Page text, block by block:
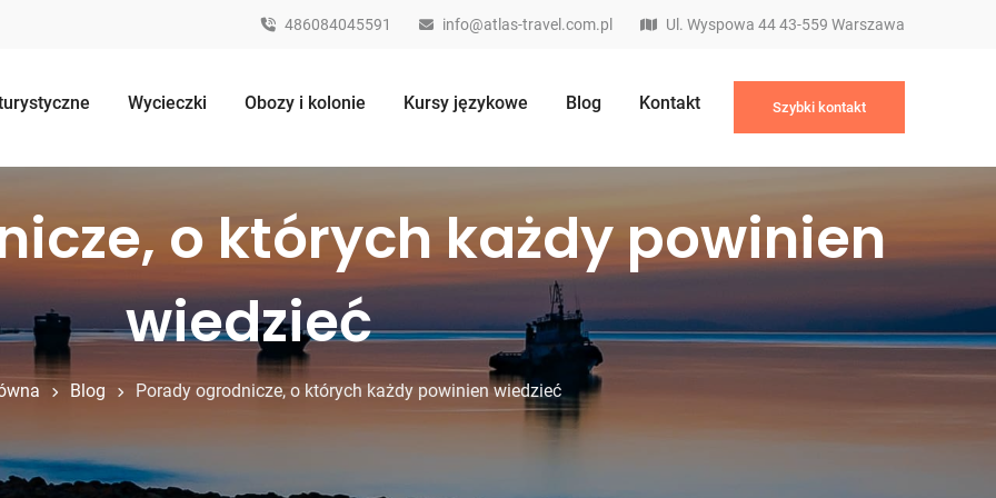
486084045591 info@atlas-travel.com.pl Ul. Wyspowa 44 43-559 Warszawa
Szybki kontakt
Wycieczki Obozy i kolonie Kursy językowe Blog Kontakt
o których każdy powinien
wiedzieć
Blog Porady ogrodnicze, o których każdy powinien wiedzieć